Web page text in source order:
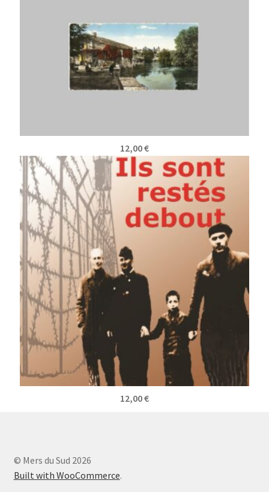
12,00€
12,00€
© Mers du Sud 2026
Built with WooCommerce.